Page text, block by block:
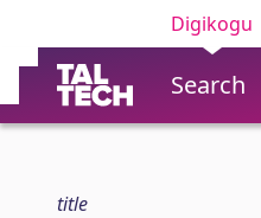
Digikogu
Search
title